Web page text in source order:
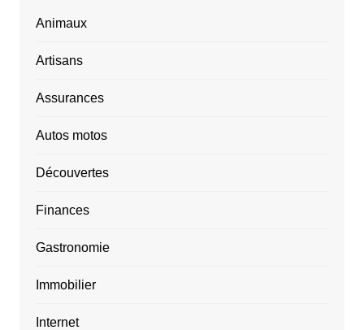
Animaux
Artisans
Assurances
Autos motos
Découvertes
Finances
Gastronomie
Immobilier
Internet